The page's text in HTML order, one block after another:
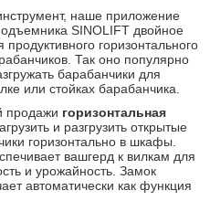
наше приложение
SINOLIFT двойное
горизонтального
Так оно популярно
барабанчики для
или стойках барабанчика.
продажи горизонтальная
и разгрузить открытые
горизонтально в шкафы.
вашгерд к вилкам для
и урожайность. Замок
автоматически как функция